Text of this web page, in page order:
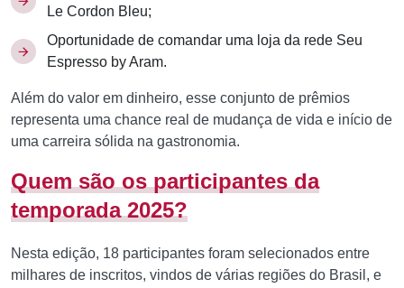
Le Cordon Bleu;
Oportunidade de comandar uma loja da rede Seu
Espresso by Aram.
Além do valor em dinheiro, esse conjunto de prêmios
representa uma chance real de mudança de vida e início de
uma carreira sólida na gastronomia.
Quem são os participantes da
temporada 2025?
Nesta edição, 18 participantes foram selecionados entre
milhares de inscritos, vindos de várias regiões do Brasil, e